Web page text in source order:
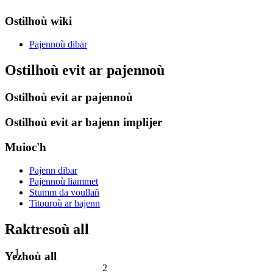
1
2
Ostilhoù wiki
Pajennoù dibar
Ostilhoù evit ar pajennoù
Ostilhoù evit ar pajennoù
Ostilhoù evit ar bajenn implijer
Muioc'h
Pajenn dibar
Pajennoù liammet
Stumm da voullañ
Titouroù ar bajenn
Raktresoù all
Yezhoù all